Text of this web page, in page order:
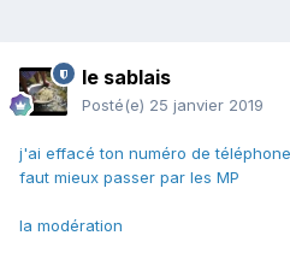
le sablais
Posté(e) 25 janvier 2019
j'ai effacé ton numéro de
faut mieux passer par les MP
la modération